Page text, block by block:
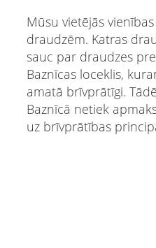
Mūsu vietējās
draudzēm. Katras
sauc par draudzes
Baznīcas loceklis,
amatā brīvprātīgi.
Baznīcā netiek
uz brīvprātības